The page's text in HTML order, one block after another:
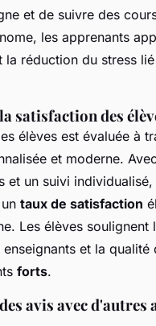
et de suivre des
les apprenants
la réduction du stress
satisfaction des
élèves est évaluée à
et moderne.
et un suivi
taux de satisfaction
Les élèves soulignent
et la qualité
forts.
avis avec d'autres